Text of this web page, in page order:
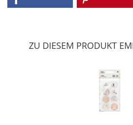
ZU DIESEM PRODUKT